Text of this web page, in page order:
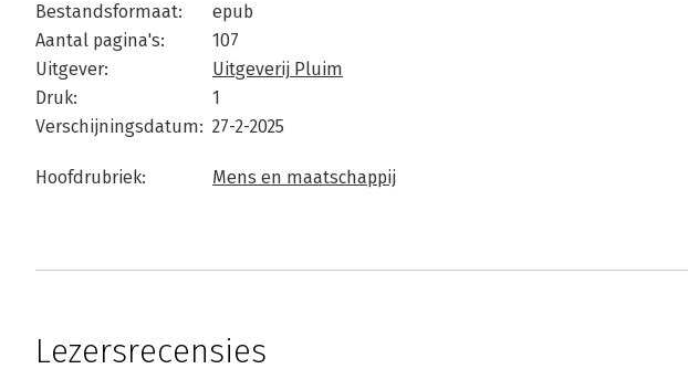
Bestandsformaat:
epub
Aantal pagina's:
107
Uitgever:
Uitgeverij Pluim
Druk:
1
Verschijningsdatum: 27-2-2025
Hoofdrubriek: Mens en maatschappij
Lezersrecensies